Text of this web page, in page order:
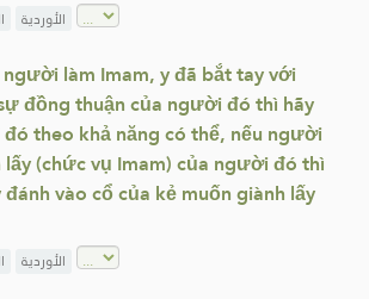
الأوردية
làm Imam, y đã bắt tay với
đồng thuận của người đó thì hãy
theo khả năng có thể, nếu người
(chức vụ Imam) của người đó thì
vào cổ của kẻ muốn giành lấy
الأوردية